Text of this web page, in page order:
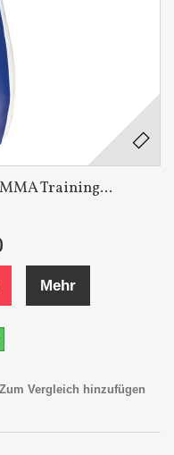
Training...
Mehr
Zum Vergleich hinzufügen